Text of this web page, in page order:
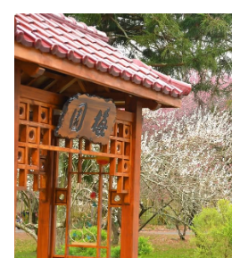
중의 특색 있는 대학, 상권, 야경,
아보세요. #東海大學 地址：台
1727號 #亞洲大學 地址：台中
甲大學 地址：台中市西屯區文華
大學 地址：台中市北區三民路三
址：台中市霧峰區吉峰東路168
市沙鹿區台灣大道七段200號 只
就有機會讓你的美照在大玩台中
光旅遊網上曝光喔！ #
#Landscape #taiwan #taichung
행 #풍경 #観光 #旅行 #風景 #台
#打卡景點 #台中風景 #台中旅遊